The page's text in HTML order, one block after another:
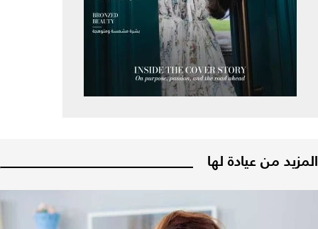
المزيد من عيادة لها